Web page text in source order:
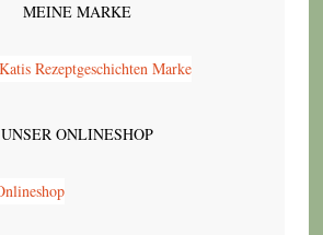
MEINE MARKE
UNSER ONLINESHOP